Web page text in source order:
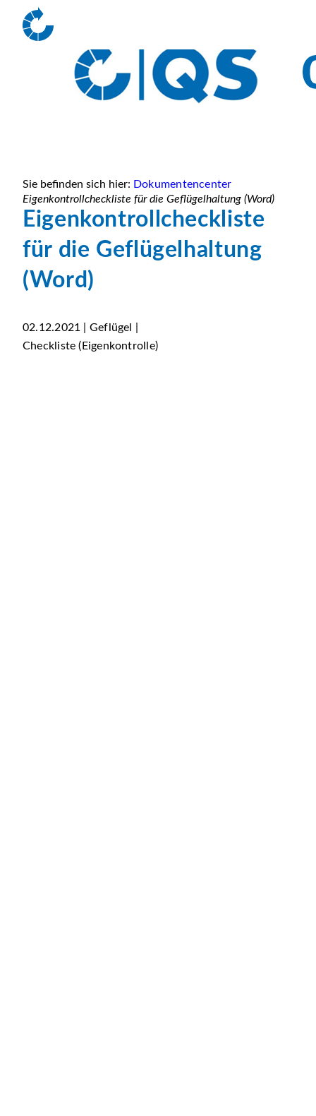
Sie befinden sich hier: Dokumentencenter
Eigenkontrollcheckliste für die Geflügelhaltung (Word)
Eigenkontrollcheckliste
für die Geflügelhaltung
(Word)
02.12.2021 | Geflügel |
Checkliste (Eigenkontrolle)